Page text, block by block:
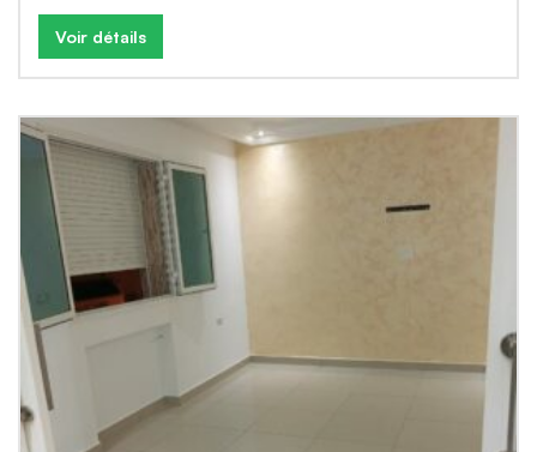
Voir détails